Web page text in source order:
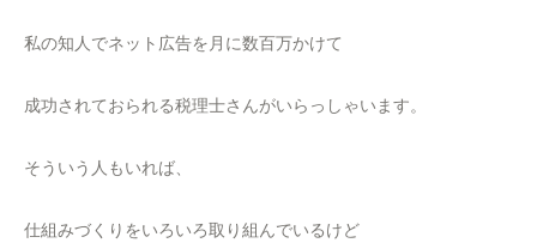
私の知人でネット広告を月に数百万かけて
成功されておられる税理士さんがいらっしゃいます。
そういう人もいれば、
仕組みづくりをいろいろ取り組んでいるけど